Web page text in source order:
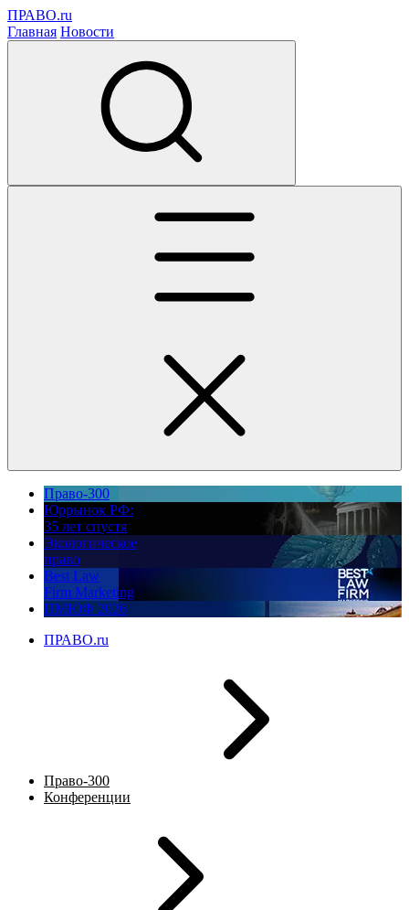
ПРАВО.ru
Главная Новости
Право-300
Юррынок РФ:
35 лет спустя
Экологическое
право
Best Law
Firm Marketing
ПМЮФ 2026
ПРАВО.ru
Право-300
Конференции